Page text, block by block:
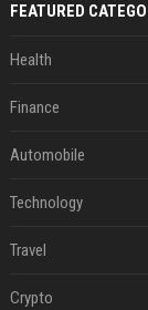
FEATURED
Health
Finance
Automobile
Technology
Travel
Crypto